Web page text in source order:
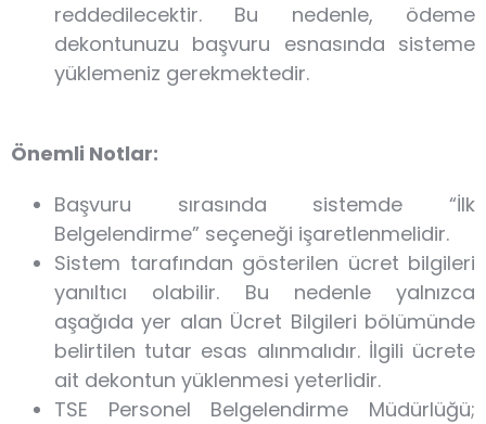
reddedilecektir. Bu nedenle, ödeme
dekontunuzu başvuru esnasında sisteme
yüklemeniz gerekmektedir.
Önemli Notlar:
Başvuru sırasında sistemde “İlk
Belgelendirme” seçeneği işaretlenmelidir.
Sistem tarafından gösterilen ücret bilgileri
yanıltıcı olabilir. Bu nedenle yalnızca
aşağıda yer alan Ücret Bilgileri bölümünde
belirtilen tutar esas alınmalıdır. İlgili ücrete
ait dekontun yüklenmesi yeterlidir.
TSE Personel Belgelendirme Müdürlüğü;